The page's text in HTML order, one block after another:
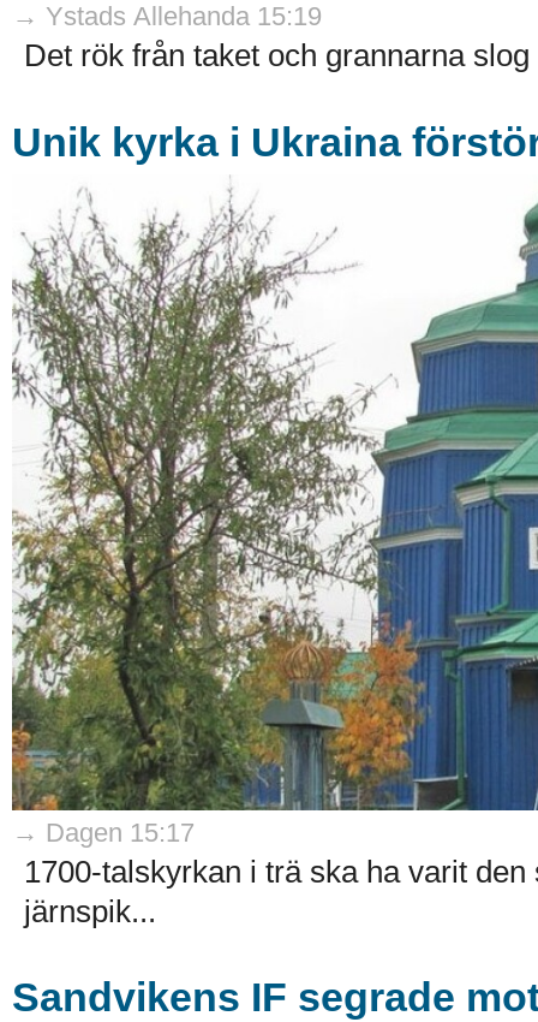
→ Ystads Allehanda 15:19
Det rök från taket och grannarna
Unik kyrka i Ukraina
→ Dagen 15:17
1700-talskyrkan i trä ska ha varit
järnspik...
Sandvikens IF segrade